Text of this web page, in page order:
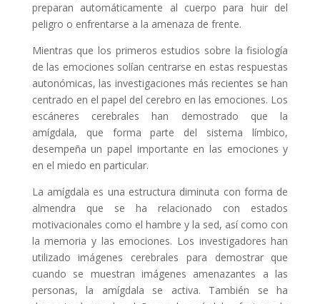
preparan automáticamente al cuerpo para huir del
peligro o enfrentarse a la amenaza de frente.
Mientras que los primeros estudios sobre la fisiología
de las emociones solían centrarse en estas respuestas
autonómicas, las investigaciones más recientes se han
centrado en el papel del cerebro en las emociones. Los
escáneres cerebrales han demostrado que la
amígdala, que forma parte del sistema límbico,
desempeña un papel importante en las emociones y
en el miedo en particular.
La amígdala es una estructura diminuta con forma de
almendra que se ha relacionado con estados
motivacionales como el hambre y la sed, así como con
la memoria y las emociones. Los investigadores han
utilizado imágenes cerebrales para demostrar que
cuando se muestran imágenes amenazantes a las
personas, la amígdala se activa. También se ha